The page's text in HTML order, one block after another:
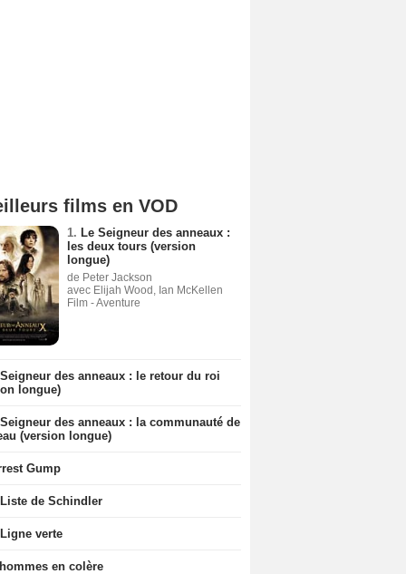
films en VOD
1. Le Seigneur des anneaux :
les deux tours (version
longue)
de Peter Jackson
avec Elijah Wood, Ian McKellen
Film - Aventure
des anneaux : le retour du roi
longue)
des anneaux : la communauté de
(version longue)
Gump
de Schindler
verte
en colère